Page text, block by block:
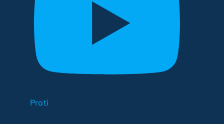
Prati